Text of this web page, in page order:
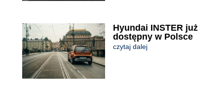
Hyundai INSTER już
dostępny w Polsce
czytaj dalej